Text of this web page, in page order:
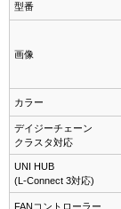
型番
画像
カラー
デイジーチェーン
クラスタ対応
UNI HUB
(L-Connect 3対応)
FANコントローラー